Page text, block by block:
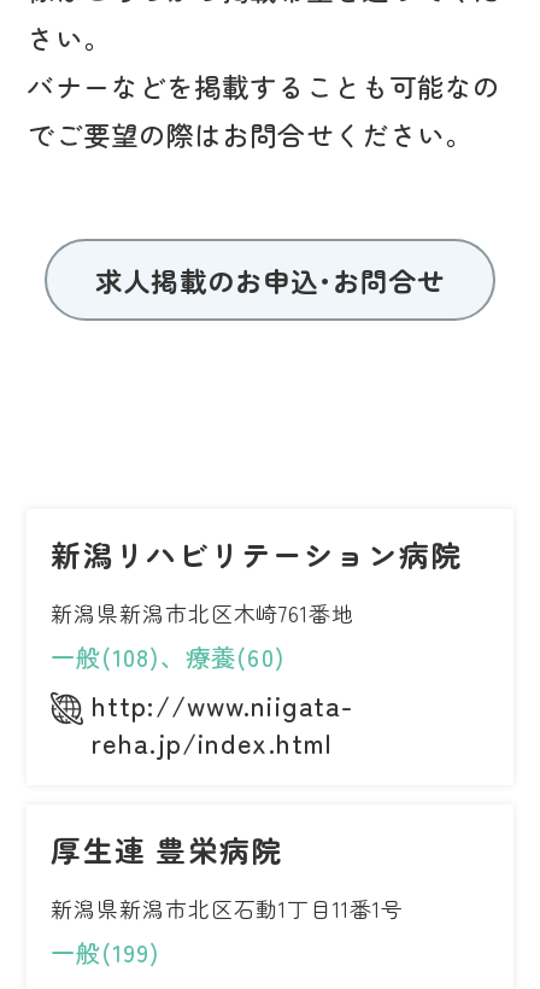
さい。
バナーなどを掲載することも可能なの
でご要望の際はお問合せください。
求人掲載のお申込･お問合せ
新潟リハビリテーション病院
新潟県新潟市北区木崎761番地
一般(108)、療養(60)
http://www.niigata-
reha.jp/index.html
厚生連 豊栄病院
新潟県新潟市北区石動1丁目11番1号
一般(199)